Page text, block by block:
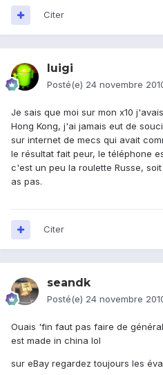
Citer
luigi
Posté(e) 24 novembre
Je sais que moi sur mon x10
Hong Kong, j'ai jamais eut de
sur internet de mecs qui avait
le résultat fait peur, le téléphone
c'est un peu la roulette Russe,
as pas.
Citer
seandk
Posté(e) 24 novembre
Ouais 'fin faut pas faire de
est made in china lol
sur eBay regardez toujours les